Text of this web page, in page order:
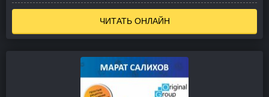
ЧИТАТЬ ОНЛАЙН